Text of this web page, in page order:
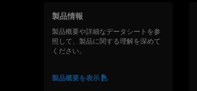
製品情報
製品概要や詳細なデータシートを参
照して、製品に関する理解を深めて
ください。
製品概要を表示